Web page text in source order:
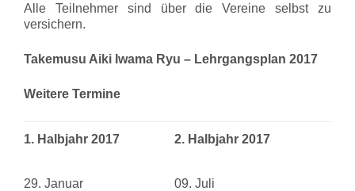
Alle Teilnehmer sind über die Vereine selbst zu
versichern.
Takemusu Aiki Iwama Ryu – Lehrgangsplan 2017
Weitere Termine
1. Halbjahr 2017
29. Januar
2. Halbjahr 2017
09. Juli